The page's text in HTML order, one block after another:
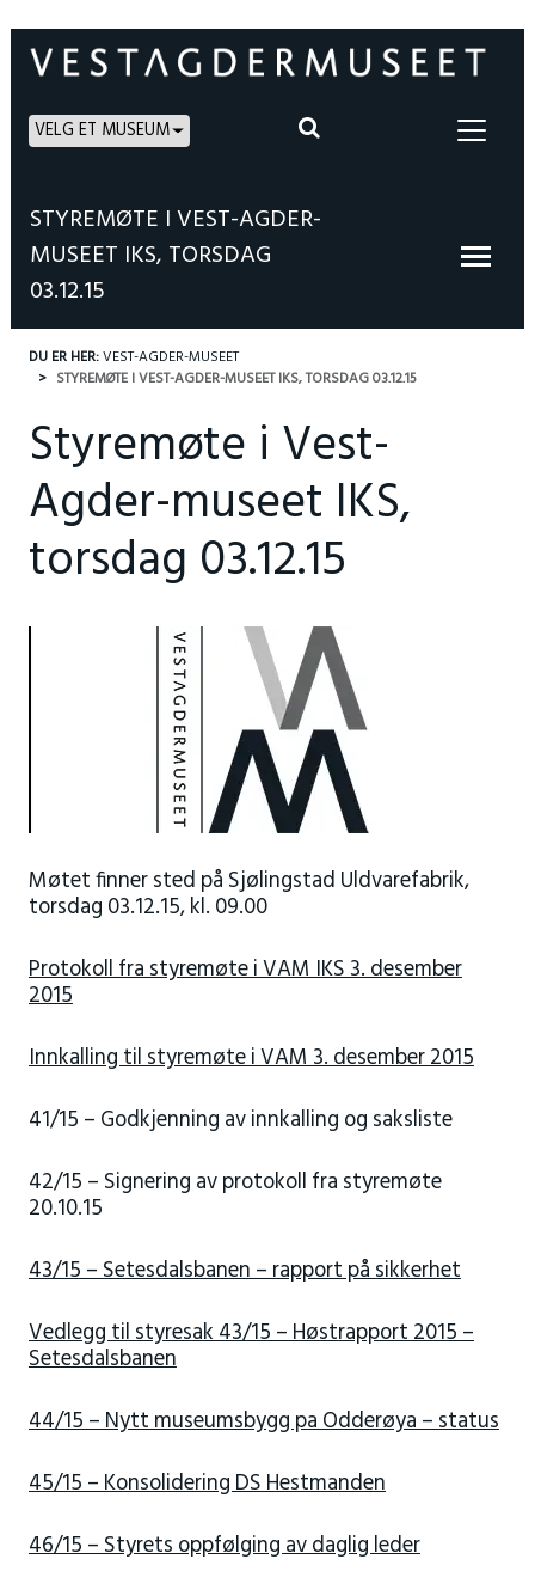
VELG ET MUSEUM
STYREMØTE I VEST-AGDER-
MUSEET IKS, TORSDAG
03.12.15
DU ER HER:VEST-AGDER-MUSEET
STYREMØTE I VEST-AGDER-MUSEET IKS, TORSDAG 03.12.15
Styremøte i Vest-
Agder-museet IKS,
torsdag 03.12.15
Møtet finner sted på Sjølingstad Uldvarefabrik,
torsdag 03.12.15, kl. 09.00
Protokoll fra styremøte i VAM IKS 3. desember
2015
Innkalling til styremøte i VAM 3. desember 2015
41/15 – Godkjenning av innkalling og saksliste
42/15 – Signering av protokoll fra styremøte
20.10.15
43/15 – Setesdalsbanen – rapport på sikkerhet
Vedlegg til styresak 43/15 – Høstrapport 2015 –
Setesdalsbanen
44/15 – Nytt museumsbygg pa Odderøya – status
45/15 – Konsolidering DS Hestmanden
46/15 – Styrets oppfølging av daglig leder